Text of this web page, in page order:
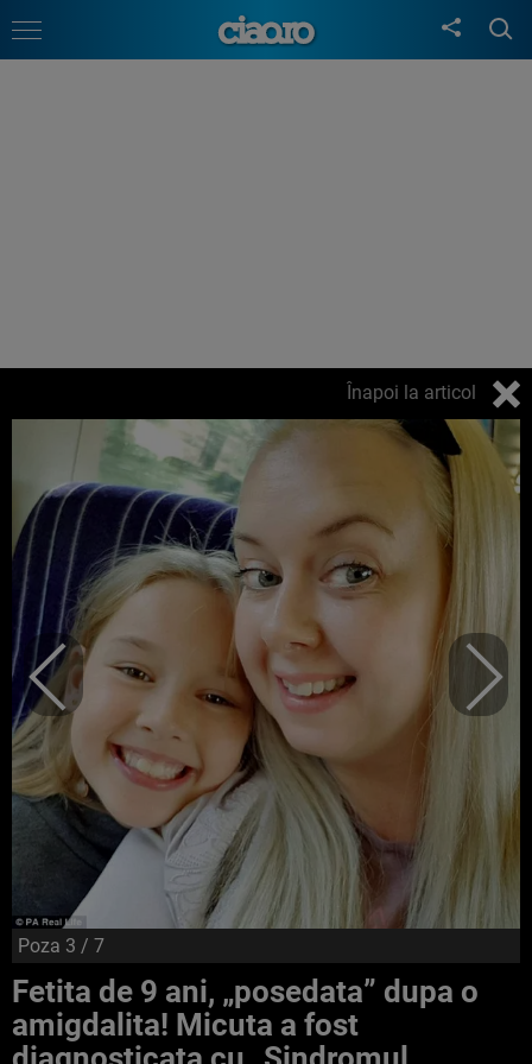
Înapoi la articol
Poza 3 / 7
Fetita de 9 ani, „posedata” dupa o
amigdalita! Micuta a fost